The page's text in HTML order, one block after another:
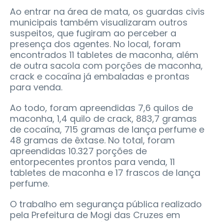
Ao entrar na área de mata, os guardas civis
municipais também visualizaram outros
suspeitos, que fugiram ao perceber a
presença dos agentes. No local, foram
encontrados 11 tabletes de maconha, além
de outra sacola com porções de maconha,
crack e cocaína já embaladas e prontas
para venda.
Ao todo, foram apreendidas 7,6 quilos de
maconha, 1,4 quilo de crack, 883,7 gramas
de cocaína, 715 gramas de lança perfume e
48 gramas de êxtase. No total, foram
apreendidas 10.327 porções de
entorpecentes prontos para venda, 11
tabletes de maconha e 17 frascos de lança
perfume.
O trabalho em segurança pública realizado
pela Prefeitura de Mogi das Cruzes em